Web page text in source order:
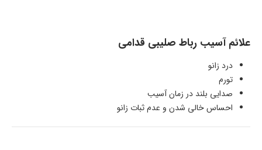
علائم آسیب رباط صلیبی قدامی
درد زانو
تورم
صدایی بلند در زمان آسیب
احساس خالی شدن و عدم ثبات زانو